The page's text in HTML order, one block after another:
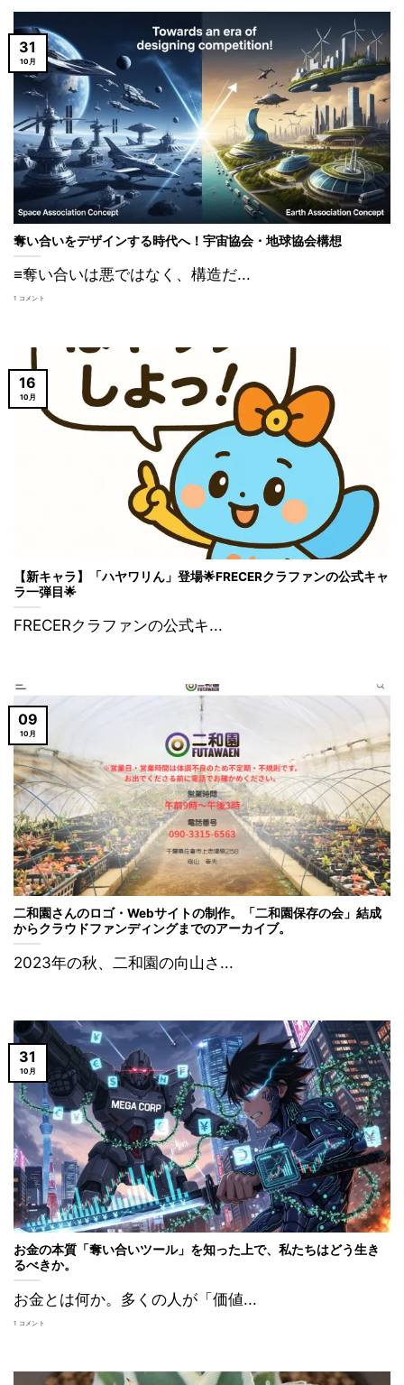
奪い合いをデザインする時代へ！宇宙協会・地球協会構想
≡奪い合いは悪ではなく、構造だ...
1 コメント
31
10月
【新キャラ】「ハヤワリん」登場🌟FRECERクラファンの公式キャ
ラ一弾目🌟
FRECERクラファンの公式キ...
16
10月
二和園さんのロゴ・Webサイトの制作。「二和園保存の会」結成
からクラウドファンディングまでのアーカイブ。
2023年の秋、二和園の向山さ...
09
10月
お金の本質「奪い合いツール」を知った上で、私たちはどう生き
るべきか。
お金とは何か。多くの人が「価値...
1 コメント
31
10月